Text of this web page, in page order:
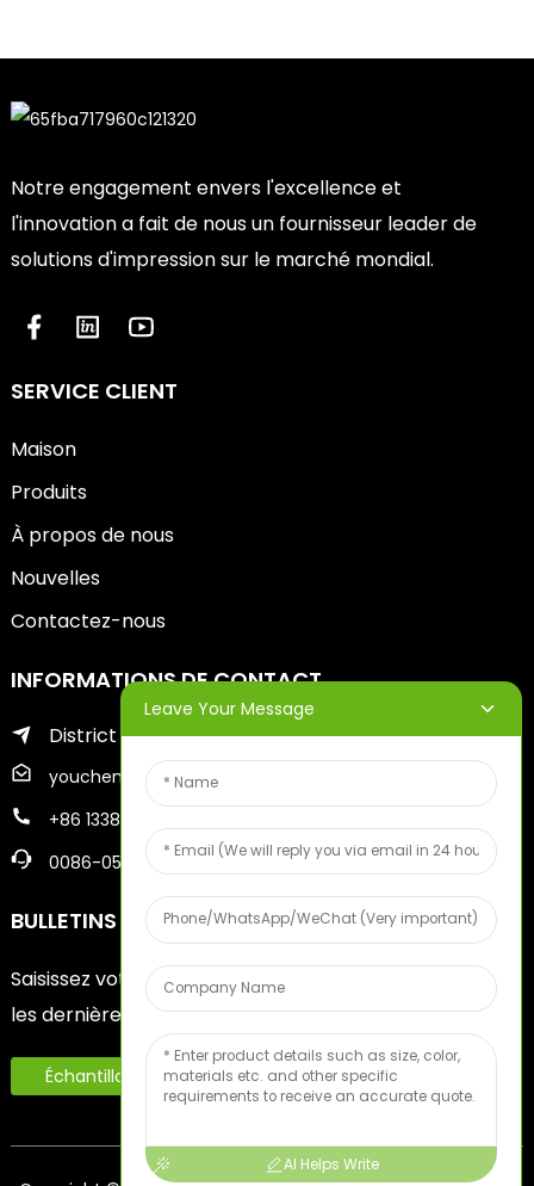
Notre engagement envers l'excellence et
l'innovation a fait de nous un fournisseur leader de
solutions d'impression sur le marché mondial.
SERVICE CLIENT
Maison
Produits
À propos de nous
Nouvelles
Contactez-nous
INFORMATIONS DE CONTACT
District de Zhifu de la ville de Yantai
youcheng@ytscreenprinter.com
+86 13386383930
0086-05356730996
BULLETINS D'INFORMATION
Saisissez votre adresse e-mail et nous vous enverrons
les dernières informations sur nos offres.
Échantillon De Fruits Gratuit
Leave Your Message
AI Helps Write